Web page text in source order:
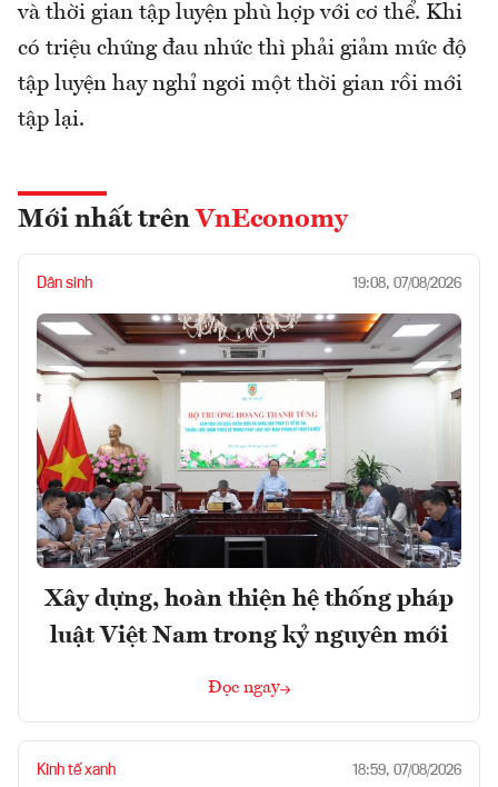
và thời gian tập luyện phù hợp với cơ thể. Khi
có triệu chứng đau nhức thì phải giảm mức độ
tập luyện hay nghỉ ngơi một thời gian rồi mới
tập lại.
Mới nhất trên VnEconomy
Dân sinh 19:08, 07/08/2026
Xây dựng, hoàn thiện hệ thống pháp
luật Việt Nam trong kỷ nguyên mới
Đọc ngay
Kinh tế xanh 18:59, 07/08/2026